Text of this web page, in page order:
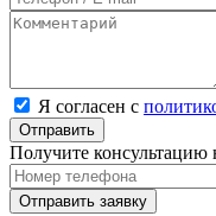
Я согласен с
Отправить
Получите консультацию
Отправить заявку